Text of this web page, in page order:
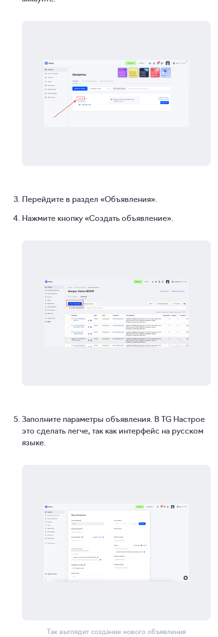
Перейдите в раздел «Объявления».
Нажмите кнопку «Создать объявление».
Заполните параметры объявления. В TG Настрое
это сделать легче, так как интерфейс на русском
языке.
Так выглядит создание нового объявления